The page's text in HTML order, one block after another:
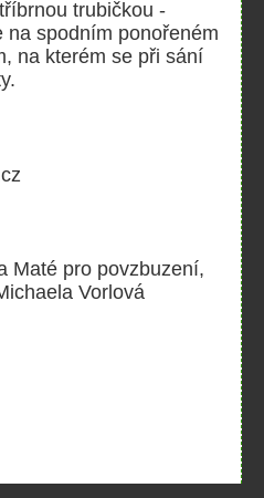
trubičkou -
na spodním ponořeném
na kterém se při sání
Maté pro povzbuzení,
Vorlová